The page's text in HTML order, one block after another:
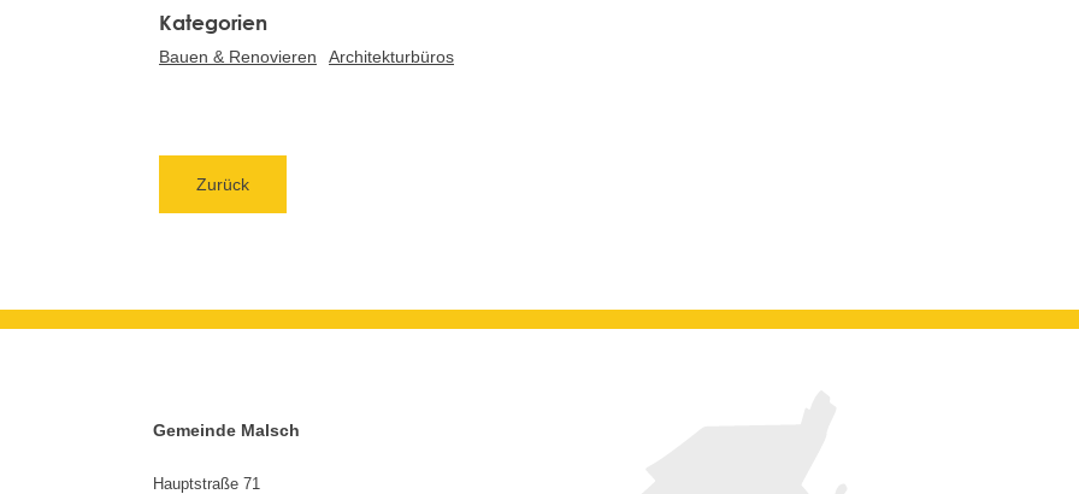
Bauen & Renovieren Architekturbüros
Zurück
Gemeinde Malsch
Hauptstraße 71